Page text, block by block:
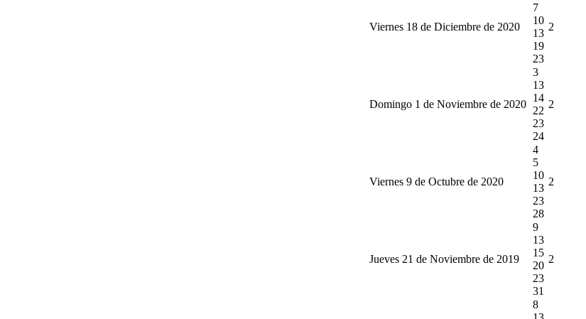
Viernes 18 de Diciembre de 2020
7
10
13
19
23
2
Domingo 1 de Noviembre de 2020
3
13
14
22
23
24
2
Viernes 9 de Octubre de 2020
4
5
10
13
23
28
2
Jueves 21 de Noviembre de 2019
9
13
15
20
23
31
2
8